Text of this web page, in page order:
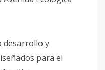
desarrollo y
para el